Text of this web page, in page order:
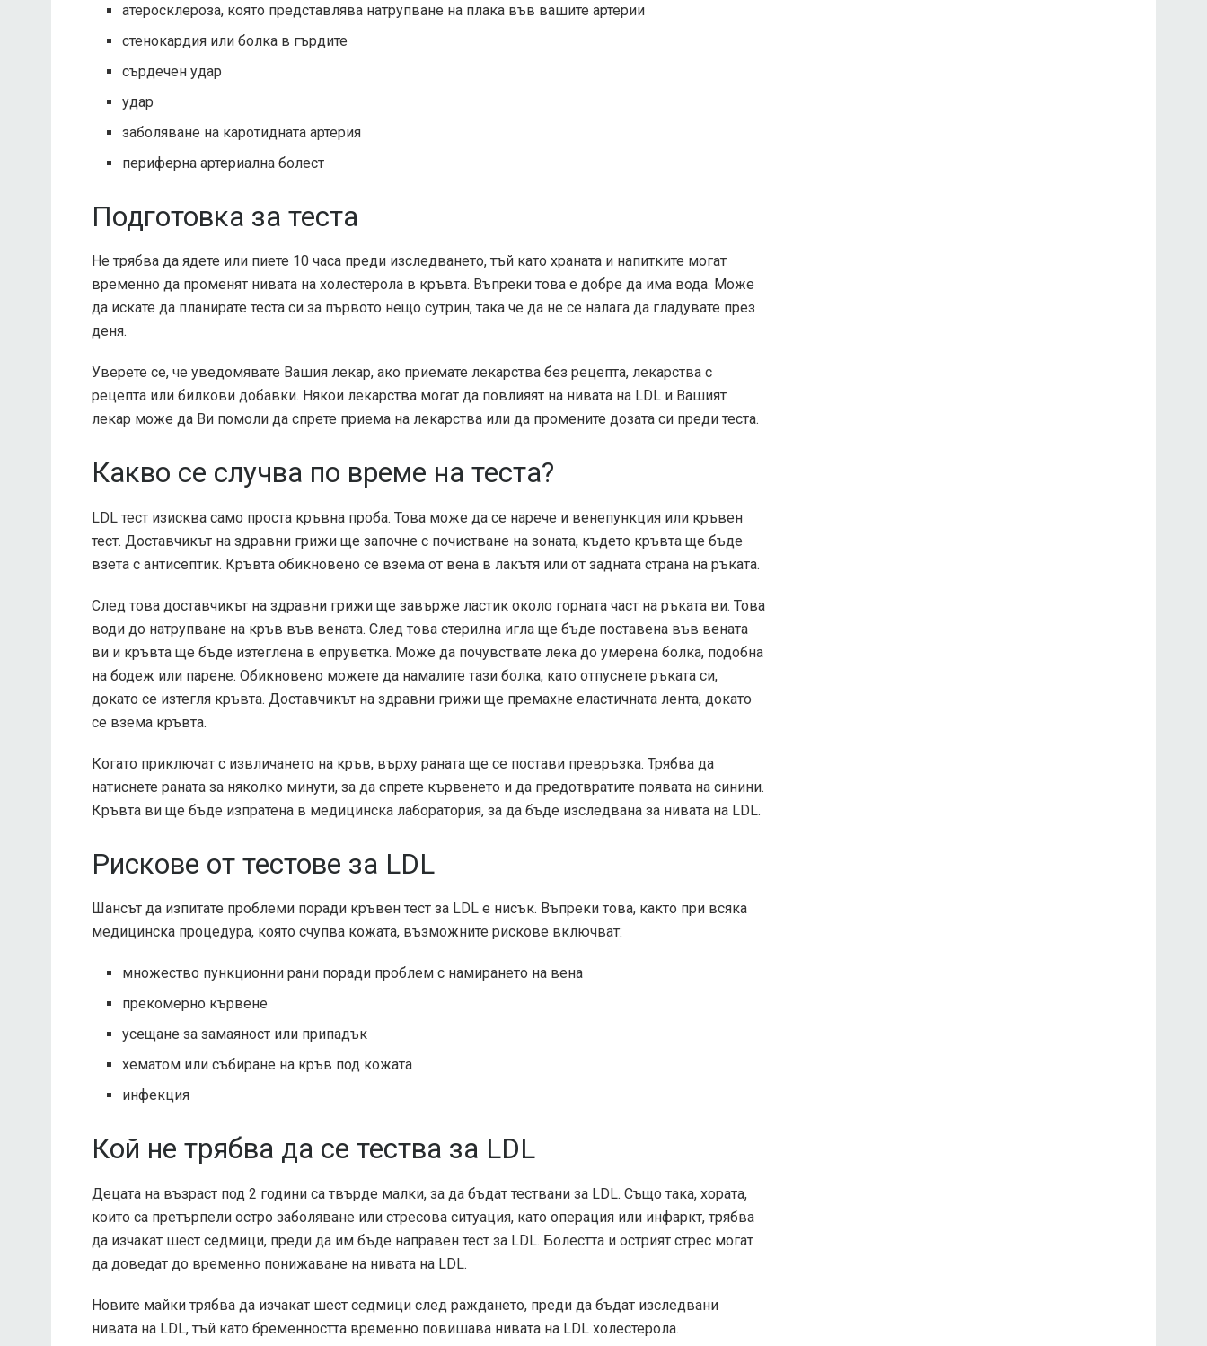
атеросклероза, която представлява натрупване на плака във вашите артерии
стенокардия или болка в гърдите
сърдечен удар
удар
заболяване на каротидната артерия
периферна артериална болест
Подготовка за теста
Не трябва да ядете или пиете 10 часа преди изследването, тъй като храната и напитките могат
временно да променят нивата на холестерола в кръвта. Въпреки това е добре да има вода. Може
да искате да планирате теста си за първото нещо сутрин, така че да не се налага да гладувате през
деня.
Уверете се, че уведомявате Вашия лекар, ако приемате лекарства без рецепта, лекарства с
рецепта или билкови добавки. Някои лекарства могат да повлияят на нивата на LDL и Вашият
лекар може да Ви помоли да спрете приема на лекарства или да промените дозата си преди теста.
Какво се случва по време на теста?
LDL тест изисква само проста кръвна проба. Това може да се нарече и венепункция или кръвен
тест. Доставчикът на здравни грижи ще започне с почистване на зоната, където кръвта ще бъде
взета с антисептик. Кръвта обикновено се взема от вена в лакътя или от задната страна на ръката.
След това доставчикът на здравни грижи ще завърже ластик около горната част на ръката ви. Това
води до натрупване на кръв във вената. След това стерилна игла ще бъде поставена във вената
ви и кръвта ще бъде изтеглена в епруветка. Може да почувствате лека до умерена болка, подобна
на бодеж или парене. Обикновено можете да намалите тази болка, като отпуснете ръката си,
докато се изтегля кръвта. Доставчикът на здравни грижи ще премахне еластичната лента, докато
се взема кръвта.
Когато приключат с извличането на кръв, върху раната ще се постави превръзка. Трябва да
натиснете раната за няколко минути, за да спрете кървенето и да предотвратите появата на синини.
Кръвта ви ще бъде изпратена в медицинска лаборатория, за да бъде изследвана за нивата на LDL.
Рискове от тестове за LDL
Шансът да изпитате проблеми поради кръвен тест за LDL е нисък. Въпреки това, както при всяка
медицинска процедура, която счупва кожата, възможните рискове включват:
множество пункционни рани поради проблем с намирането на вена
прекомерно кървене
усещане за замаяност или припадък
хематом или събиране на кръв под кожата
инфекция
Кой не трябва да се тества за LDL
Децата на възраст под 2 години са твърде малки, за да бъдат тествани за LDL. Също така, хората,
които са претърпели остро заболяване или стресова ситуация, като операция или инфаркт, трябва
да изчакат шест седмици, преди да им бъде направен тест за LDL. Болестта и острият стрес могат
да доведат до временно понижаване на нивата на LDL.
Новите майки трябва да изчакат шест седмици след раждането, преди да бъдат изследвани
нивата на LDL, тъй като бременността временно повишава нивата на LDL холестерола.